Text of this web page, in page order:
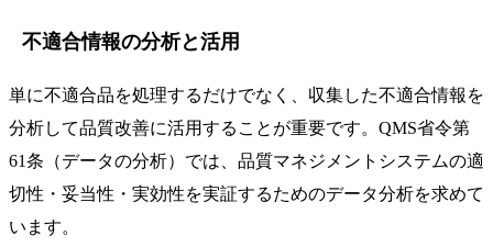
不適合情報の分析と活用
単に不適合品を処理するだけでなく、収集した不適合情報を
分析して品質改善に活用することが重要です。QMS省令第
61条（データの分析）では、品質マネジメントシステムの適
切性・妥当性・実効性を実証するためのデータ分析を求めて
います。